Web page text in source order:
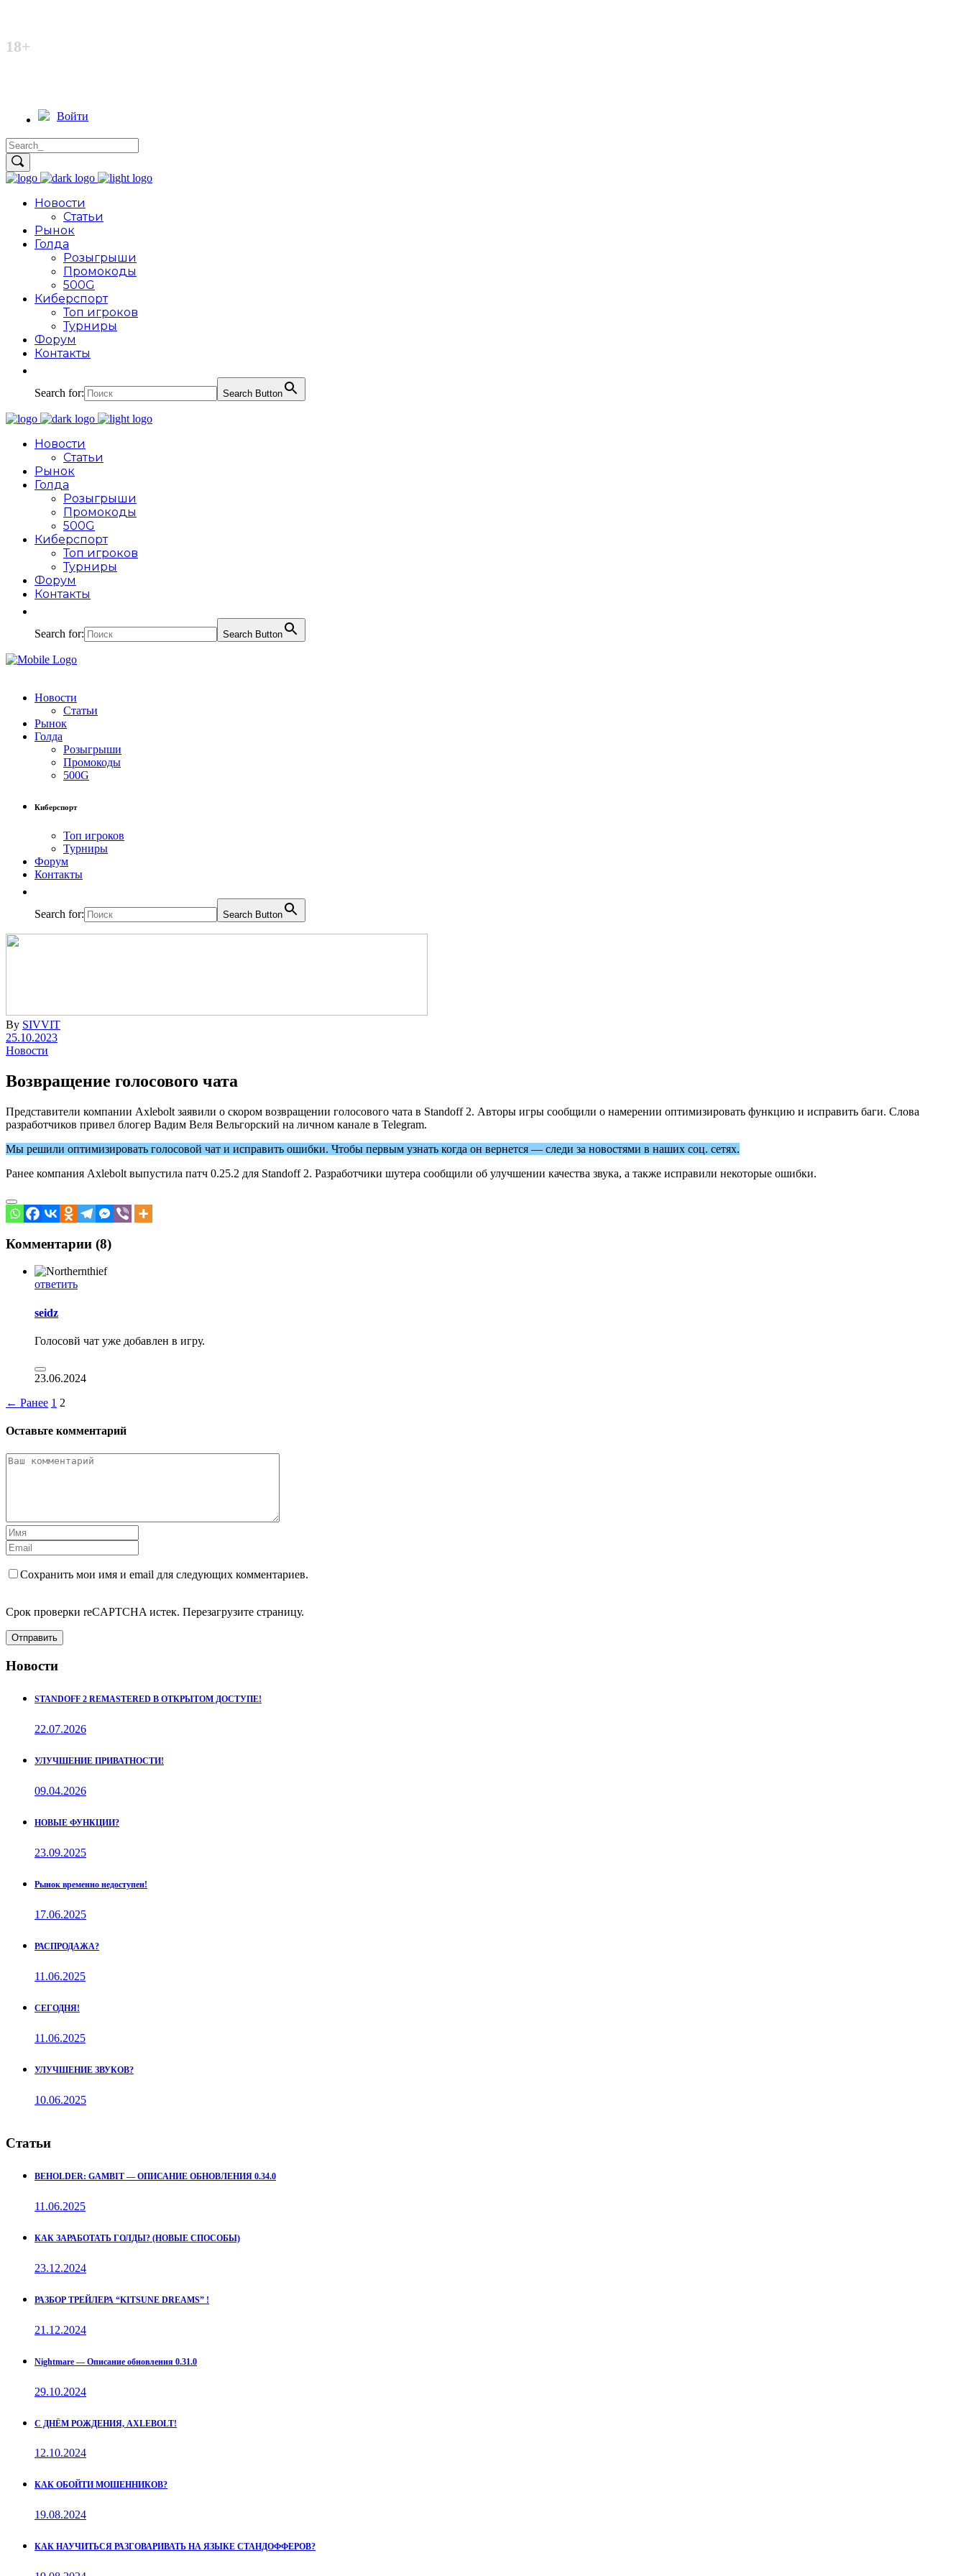
18+
Войти
Новости
Статьи
Рынок
Голда
Розыгрыши
Промокоды
500G
Киберспорт
Топ игроков
Турниры
Форум
Контакты
Search for: Search Button
Новости
Статьи
Рынок
Голда
Розыгрыши
Промокоды
500G
Киберспорт
Топ игроков
Турниры
Форум
Контакты
Search for: Search Button
Новости
Статьи
Рынок
Голда
Розыгрыши
Промокоды
500G
Киберспорт
Топ игроков
Турниры
Форум
Контакты
Search for: Search Button
By SIVVIT
25.10.2023
Новости
Возвращение голосового чата
Представители компании Axlebolt заявили о скором возвращении голосового чата в Standoff 2. Авторы игры сообщили о намерении оптимизировать функцию и исправить баги. Слова
разработчиков привел блогер Вадим Веля Вельгорский на личном канале в Telegram.
Мы решили оптимизировать голосовой чат и исправить ошибки. Чтобы первым узнать когда он вернется — следи за новостями в наших соц. сетях.
Ранее компания Axlebolt выпустила патч 0.25.2 для Standoff 2. Разработчики шутера сообщили об улучшении качества звука, а также исправили некоторые ошибки.
Комментарии (8)
ответить
seidz
Голосовй чат уже добавлен в игру.
23.06.2024
← Ранее 1 2
Оставьте комментарий
Сохранить мои имя и email для следующих комментариев.
Срок проверки reCAPTCHA истек. Перезагрузите страницу.
Отправить
Новости
STANDOFF 2 REMASTERED В ОТКРЫТОМ ДОСТУПЕ!
22.07.2026
УЛУЧШЕНИЕ ПРИВАТНОСТИ!
09.04.2026
НОВЫЕ ФУНКЦИИ?
23.09.2025
Рынок временно недоступен!
17.06.2025
РАСПРОДАЖА?
11.06.2025
СЕГОДНЯ!
11.06.2025
УЛУЧШЕНИЕ ЗВУКОВ?
10.06.2025
Статьи
BEHOLDER: GAMBIT — ОПИСАНИЕ ОБНОВЛЕНИЯ 0.34.0
11.06.2025
КАК ЗАРАБОТАТЬ ГОЛДЫ? (НОВЫЕ СПОСОБЫ)
23.12.2024
РАЗБОР ТРЕЙЛЕРА “KITSUNE DREAMS” !
21.12.2024
Nightmare — Описание обновления 0.31.0
29.10.2024
С ДНЁМ РОЖДЕНИЯ, AXLEBOLT!
12.10.2024
КАК ОБОЙТИ МОШЕННИКОВ?
19.08.2024
КАК НАУЧИТЬСЯ РАЗГОВАРИВАТЬ НА ЯЗЫКЕ СТАНДОФФЕРОВ?